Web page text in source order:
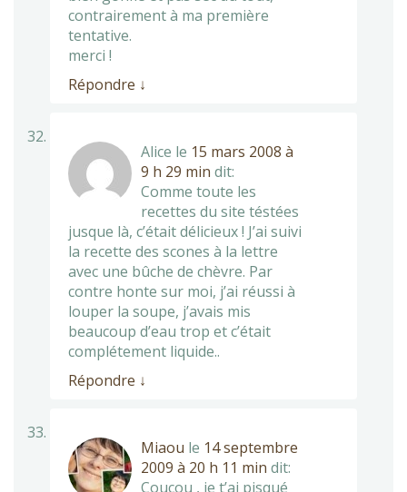
contrairement à ma première
tentative.
merci !
Répondre ↓
Alice le 15 mars 2008 à
9 h 29 min dit:
Comme toute les
recettes du site téstées
jusque là, c’était délicieux ! J’ai suivi
la recette des scones à la lettre
avec une bûche de chèvre. Par
contre honte sur moi, j’ai réussi à
louper la soupe, j’avais mis
beaucoup d’eau trop et c’était
complétement liquide..
Répondre ↓
Miaou le 14 septembre
2009 à 20 h 11 min dit:
Coucou , je t’ai pisqué